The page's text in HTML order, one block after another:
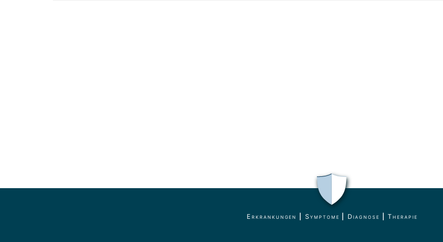
Erkrankungen Symptome Diagnose |Therapie